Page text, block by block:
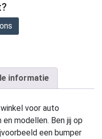
informatie
voor auto
modellen. Ben jij op
een bumper